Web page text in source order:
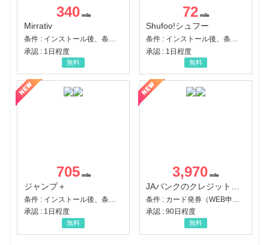
340
Mirrativ
条件 : インストール後、条件達成
承認 : 1日程度
無料
72
Shufoo!シュフー
条件 : インストール後、条件達成
承認 : 1日程度
無料
705
ジャンプ＋
承認 : 1日程度
無料
3,970
承認 : 90日程度
無料